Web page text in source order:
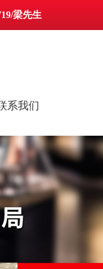
梁先生
系我们